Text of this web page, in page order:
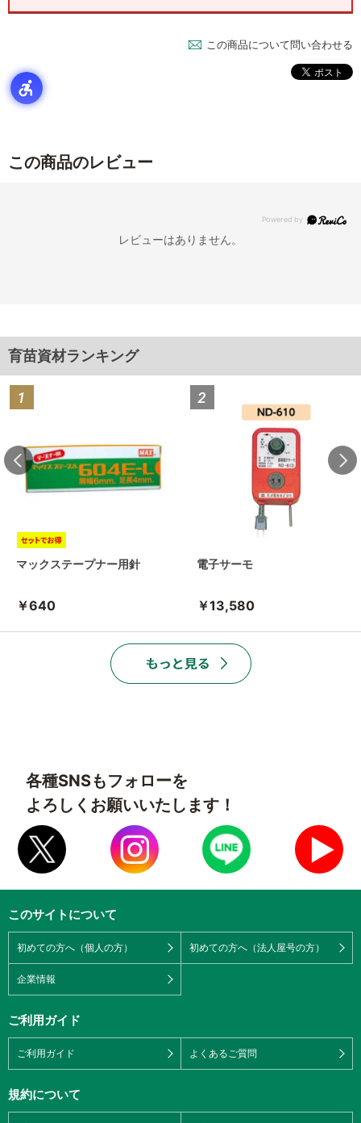
この商品について問い合わせる
この商品のレビュー
レビューはありません。
育苗資材ランキング
マックステープナー用針
￥640
電子サーモ
￥13,580
各種SNSもフォローを
よろしくお願いいたします！
このサイトについて
初めての方へ（個人の方） 初めての方へ（法人屋号の方）
企業情報
ご利用ガイド
ご利用ガイド よくあるご質問
規約について